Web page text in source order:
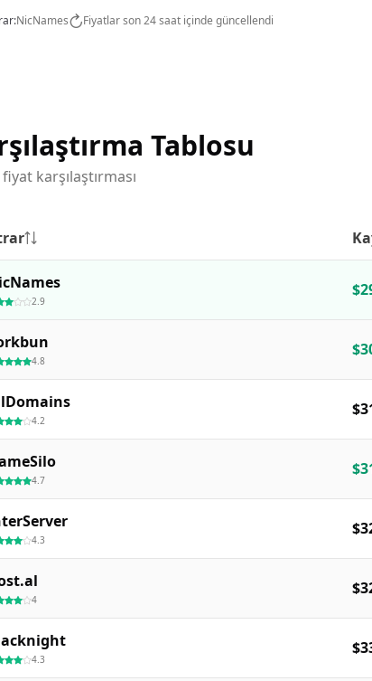
NicNames Fiyatlar son 24 saat içinde güncellendi
Tablosu
karşılaştırması
2.9
4.8
4.2
4.7
4.3
4
4.3